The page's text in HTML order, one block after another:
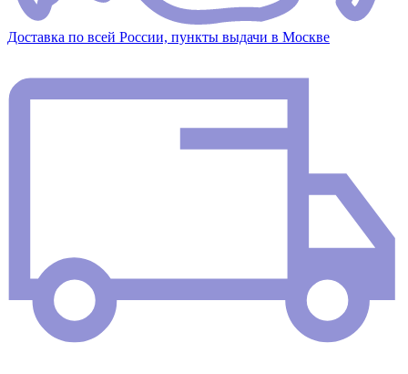
Доставка по всей России, пункты выдачи в Москве